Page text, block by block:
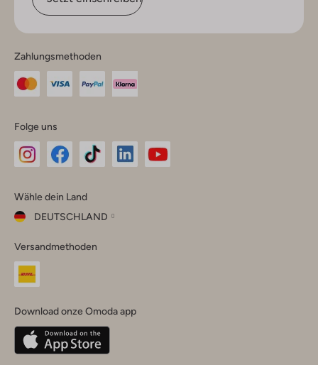
Zahlungsmethoden
Folge uns
Instagram
Facebook
TikTok
Wähle dein Land
DEUTSCHLAND
dein
Land
Belgique(Français)
Deutschland
Versandmethoden
Download onze Omoda app